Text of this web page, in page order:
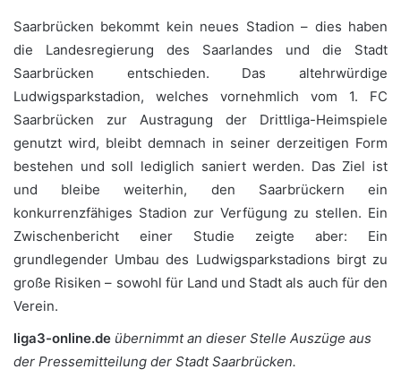
Saarbrücken bekommt kein neues Stadion – dies haben
die Landesregierung des Saarlandes und die Stadt
Saarbrücken entschieden. Das altehrwürdige
Ludwigsparkstadion, welches vornehmlich vom 1. FC
Saarbrücken zur Austragung der Drittliga-Heimspiele
genutzt wird, bleibt demnach in seiner derzeitigen Form
bestehen und soll lediglich saniert werden. Das Ziel ist
und bleibe weiterhin, den Saarbrückern ein
konkurrenzfähiges Stadion zur Verfügung zu stellen. Ein
Zwischenbericht einer Studie zeigte aber: Ein
grundlegender Umbau des Ludwigsparkstadions birgt zu
große Risiken – sowohl für Land und Stadt als auch für den
Verein.
liga3-online.de übernimmt an dieser Stelle Auszüge aus
der Pressemitteilung der Stadt Saarbrücken.